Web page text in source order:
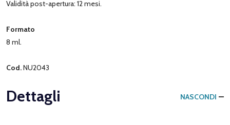
Validità post-apertura: 12 mesi.
Formato
8 ml.
Cod.NU2043
Dettagli NASCONDI